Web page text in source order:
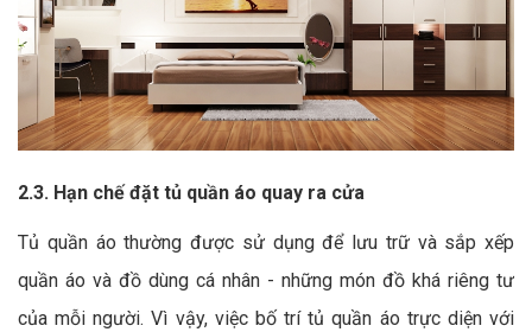
2.3. Hạn chế đặt tủ quần áo quay ra cửa
Tủ quần áo thường được sử dụng để lưu trữ và sắp xếp
quần áo và đồ dùng cá nhân - những món đồ khá riêng tư
của mỗi người. Vì vậy, việc bố trí tủ quần áo trực diện với